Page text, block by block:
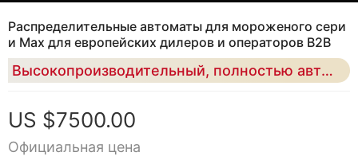
Распределительные автоматы для мороженого сери
и Max для европейских дилеров и операторов B2B
Высокопроизводительный, полностью автоматический торговый автомат с мягким обслуживанием, предназначенный для европейских дистрибьюторов и партнеров, ищущих масштабируемую оптовую торговлю, поддержку операторов и развертывание на местном рынке
US $7500.00
Официальная цена